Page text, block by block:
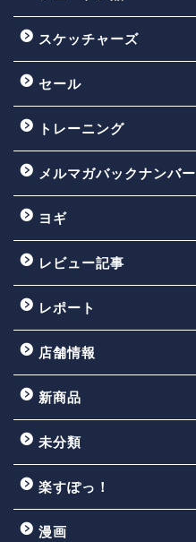
スケッチャーズ
セール
トレーニング
メルマガバックナンバー
ヨギ
レビュー記事
レポート
店舗情報
新商品
未分類
楽すぽっ！
漫画